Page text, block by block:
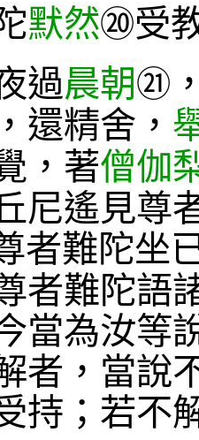
默然⑳受
過晨朝㉑
還精舍，
，著僧伽
尼遙見尊
者難陀坐
者難陀語
當為汝等
者，當說
持；若不